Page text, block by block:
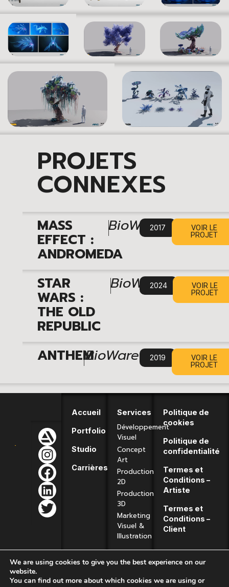
PROJETS
CONNEXES
MASS
EFFECT :
ANDROMEDA
|BioWare
2017
VOIR LE
PROJET
STAR
WARS :
THE OLD
REPUBLIC
|BioWare
2024
VOIR LE
PROJET
ANTHEM
|BioWare 2019
VOIR LE
PROJET
Accueil
Portfolio
Studio
Carrières
Services
Développement
Visuel
Concept
Art
Production
2D
Production
3D
Marketing
Visuel &
Illustration
Politique de
cookies
Politique de
confidentialité
Termes et
Conditions –
Artiste
Termes et
Conditions –
Client
We are using cookies to give you the best experience on our
website.
You can find out more about which cookies we are using or